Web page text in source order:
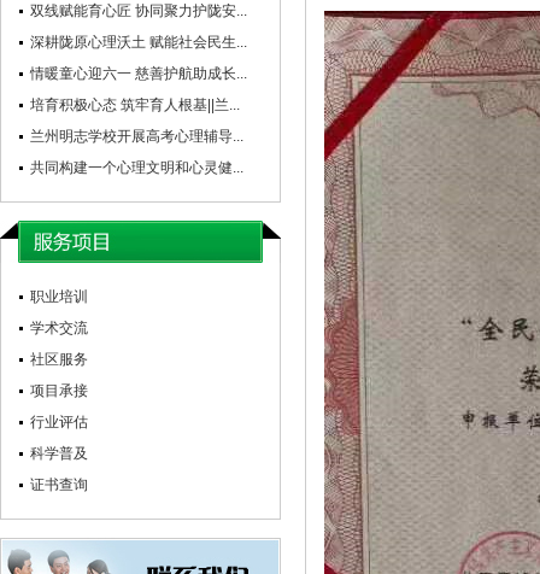
双线赋能育心匠 协同聚力护陇安...
深耕陇原心理沃土 赋能社会民生...
情暖童心迎六一 慈善护航助成长...
培育积极心态 筑牢育人根基||兰...
兰州明志学校开展高考心理辅导...
共同构建一个心理文明和心灵健...
职业培训
学术交流
社区服务
项目承接
行业评估
科学普及
证书查询